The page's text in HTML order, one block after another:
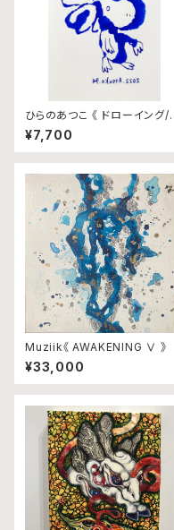
ひらのあつこ 《 ドローイング/
o.66 》
¥7,700
Muziik《 AWAKENING Ⅴ 》
¥33,000